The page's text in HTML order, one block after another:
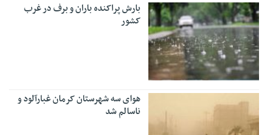
بارش پراکنده باران و برف در غرب
کشور
هوای سه شهرستان کرمان غبارآلود و
ناسالم شد